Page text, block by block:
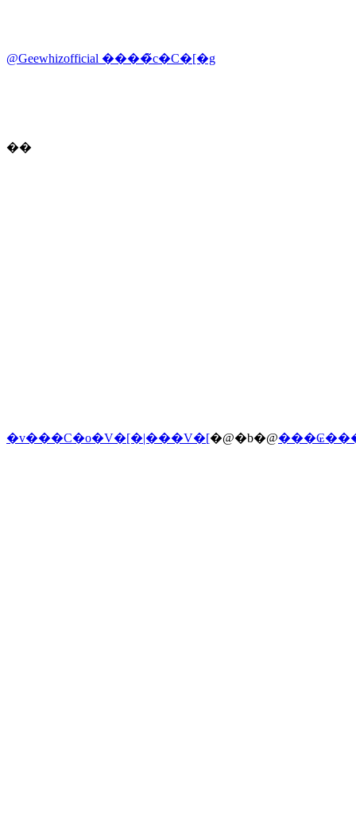
@Geewhizofficial ����̃c�C�[�g
��
�v���C�o�V�[�|���V�[�@�b�@